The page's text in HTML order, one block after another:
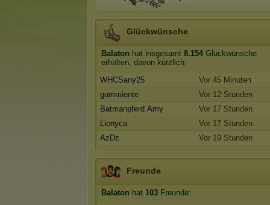
Glückwünsche
Balaton hat insgesamt 8.154 Glückwünsche
erhalten, davon kürzlich:
WHCSany25
Vor 45 Minuten
gummiente
Vor 12 Stunden
Batmanpferd Amy
Vor 17 Stunden
Lionyca
Vor 17 Stunden
AzDz
Vor 19 Stunden
Freunde
Balaton hat 103 Freunde: